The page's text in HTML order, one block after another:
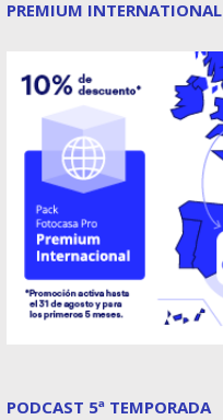
PREMIUM INTERNATIONAL
PODCAST 5ª TEMPORADA